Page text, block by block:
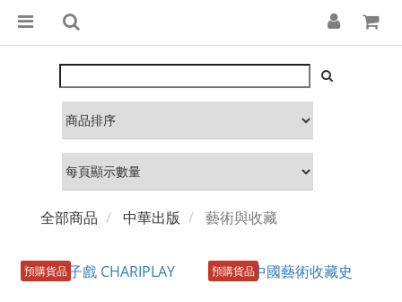
全部商品 中華出版 藝術與收藏
預購貨品 預購貨品